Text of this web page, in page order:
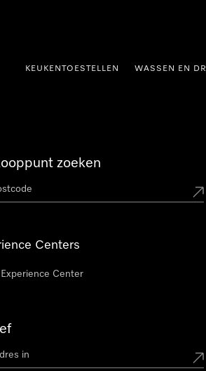
KEUKENTOESTELLEN WASSEN EN
zoeken
Centers
Center